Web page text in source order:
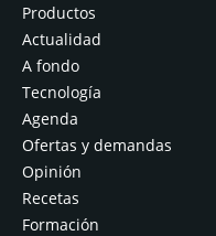
Productos
Actualidad
A fondo
Tecnología
Agenda
Ofertas y demandas
Opinión
Recetas
Formación